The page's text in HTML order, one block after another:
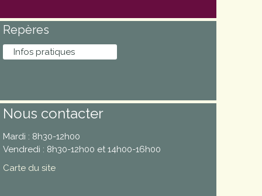
Repères
Infos pratiques
Nous contacter
Mardi : 8h30-12h00
Vendredi : 8h30-12h00 et 14h00-16h00
Carte du site